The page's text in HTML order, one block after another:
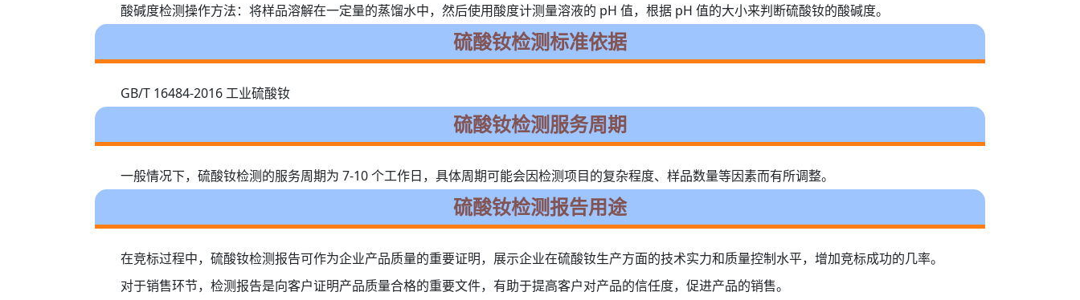
酸碱度检测操作方法：将样品溶解在一定量的蒸馏水中，然后使用酸度计测量溶液的 pH 值，根据 pH 值的大小来判断硫酸钕的酸碱度。
硫酸钕检测标准依据
GB/T 16484-2016 工业硫酸钕
硫酸钕检测服务周期
一般情况下，硫酸钕检测的服务周期为 7-10 个工作日，具体周期可能会因检测项目的复杂程度、样品数量等因素而有所调整。
硫酸钕检测报告用途
在竞标过程中，硫酸钕检测报告可作为企业产品质量的重要证明，展示企业在硫酸钕生产方面的技术实力和质量控制水平，增加竞标成功的几率。
对于销售环节，检测报告是向客户证明产品质量合格的重要文件，有助于提高客户对产品的信任度，促进产品的销售。